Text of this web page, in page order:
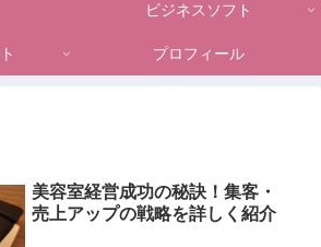
ビジネスソフト
プロフィール
美容室経営成功の秘訣！集客・
売上アップの戦略を詳しく紹介